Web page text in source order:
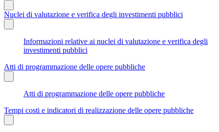
Nuclei di valutazione e verifica degli investimenti pubblici
Informazioni relative ai nuclei di valutazione e verifica degli
investimenti pubblici
Atti di programmazione delle opere pubbliche
Atti di programmazione delle opere pubbliche
Tempi costi e indicatori di realizzazione delle opere pubbliche